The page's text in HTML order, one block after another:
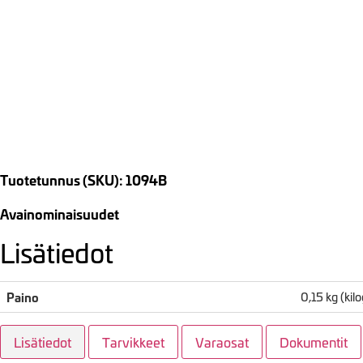
Tuotetunnus (SKU): 1094B
Avainominaisuudet
Lisätiedot
Paino 0,15 kg
Lisätiedot Tarvikkeet Varaosat Dokumentit